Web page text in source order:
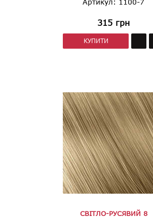
Артикул: 1100-7
315 грн
КУПИТИ
СВІТЛО-РУСЯВИЙ 8